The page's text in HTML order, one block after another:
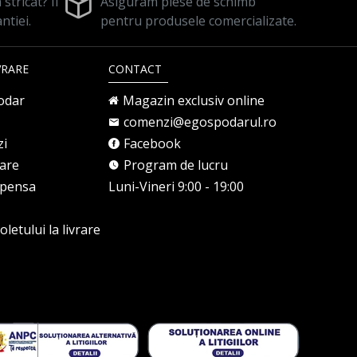
pentru produsele comercializate.
la livrare
CONTACT
Magazin exclusiv online
comenzi@egospodarul.ro
Facebook
Program de lucru
Luni-Vineri 9:00 - 19:00